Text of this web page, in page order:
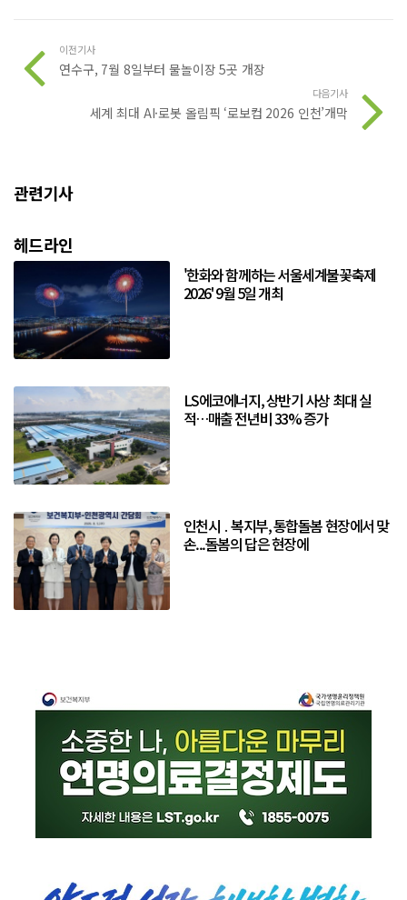
이전기사
연수구, 7월 8일부터 물놀이장 5곳 개장
다음기사
세계 최대 AI·로봇 올림픽 ‘로보컵 2026 인천’개막
관련기사
헤드라인
'한화와 함께하는 서울세계불꽃축제
2026' 9월 5일 개최
LS에코에너지, 상반기 사상 최대 실
적…매출 전년비 33% 증가
인천시 ․ 복지부, 통합돌봄 현장에서 맞
손...돌봄의 답은 현장에